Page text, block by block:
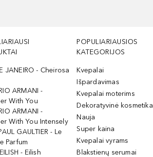
JANEIRO - Cheirosa
ARMANI -
With You
ARMANI -
With You Intensely
GAULTIER - Le
Parfum
- Eilish
POPULIARIAUSIOS
KATEGORIJOS
Kvepalai
Išpardavimas
Kvepalai moterims
Dekoratyvinė kosmetika
Nauja
Super kaina
Kvepalai vyrams
Blakstienų serumai